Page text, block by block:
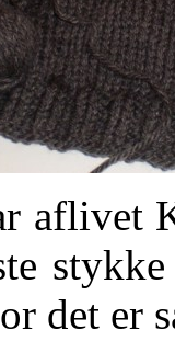
aflivet
det er